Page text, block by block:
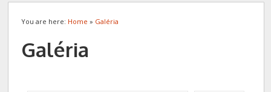
You are here: Home » Galéria
Galéria